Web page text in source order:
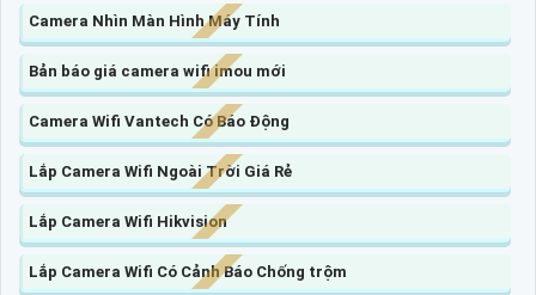
Camera Nhìn Màn Hình Máy Tính
Bản báo giá camera wifi imou mới
Camera Wifi Vantech Có Báo Động
Lắp Camera Wifi Ngoài Trời Giá Rẻ
Lắp Camera Wifi Hikvision
Lắp Camera Wifi Có Cảnh Báo Chống trộm